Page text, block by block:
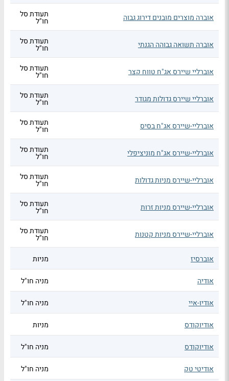
אוברה מוצרים מובנים דירוג גבוה תעודת סל
חו"ל
אוברה תשואה גבוהה הגנתי תעודת סל
חו"ל
אוברליי שיירס אג"ח טווח קצר תעודת סל
חו"ל
אוברליי שיירס גדולות מגודר תעודת סל
חו"ל
אוברליי-שיירס אג"ח בסיס תעודת סל
חו"ל
אוברליי-שיירס אג"ח מוניציפלי תעודת סל
חו"ל
אוברליי-שיירס מניות גדולות תעודת סל
חו"ל
אוברליי-שיירס מניות זרות תעודת סל
חו"ל
אוברליי-שיירס מניות קטנות תעודת סל
חו"ל
אוברסיז
מניות
אודיה מניה חו"ל
אודיו-איי מניה חו"ל
אודיוקודס מניות
אודיוקודס מניה חו"ל
אודיטי טק מניה חו"ל